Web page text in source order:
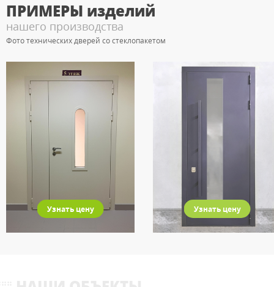
ПРИМЕРЫ изделий
нашего производства
Фото технических дверей со стеклопакетом
Узнать цену Узнать цену